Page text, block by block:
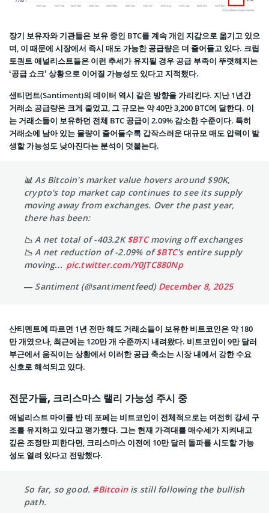
장기 보유자와 기관들은 보유 중인 BTC를 계속 개인 지갑으로 옮기고 있으
며, 이 때문에 시장에서 즉시 매도 가능한 공급량은 더 줄어들고 있다. 크립
토퀀트 애널리스트들은 이런 추세가 유지될 경우 공급 부족이 뚜렷해지는
‘공급 쇼크’ 상황으로 이어질 가능성도 있다고 지적했다.
샌티먼트(Santiment)의 데이터 역시 같은 방향을 가리킨다. 지난 1년간
거래소 공급량은 크게 줄었고, 그 규모는 약 40만 3,200 BTC에 달한다. 이
는 거래소들이 보유하던 전체 BTC 공급이 2.09% 감소한 수준이다. 특히
거래소에 남아 있는 물량이 줄어들수록 갑작스러운 대규모 매도 압력이 발
생할 가능성도 낮아진다는 분석이 덧붙는다.
📊 As Bitcoin's market value hovers around $90K,
crypto's top market cap continues to see its supply
moving away from exchanges. Over the past year,
there has been:
📉 A net total of -403.2K$BTCmoving off exchanges
📉 A net reduction of -2.09% of$BTC's entire supply
moving… pic.twitter.com/Y0JTC880Np
— Santiment (@santimentfeed) December 8, 2025
산티멘트에 따르면 1년 전만 해도 거래소들이 보유한 비트코인은 약 180
만 개였으나, 최근에는 120만 개 수준까지 내려왔다. 비트코인이 9만 달러
부근에서 움직이는 상황에서 이러한 공급 축소는 시장 내에서 강한 수요
신호로 해석되고 있다.
전문가들, 크리스마스 랠리 가능성 주시 중
애널리스트 마이클 반 데 포페는 비트코인이 전체적으로는 여전히 강세 구
조를 유지하고 있다고 평가했다. 그는 현재 가격대를 매수세가 지켜내고
깊은 조정만 피한다면, 크리스마스 이전에 10만 달러 돌파를 시도할 가능
성도 열려 있다고 전망했다.
So far, so good. #Bitcoin is still following the bullish
path.